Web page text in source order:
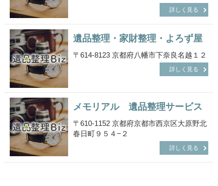
詳しく見る
遺品整理・家財整理・よろず屋
〒614-8123 京都府八幡市下奈良名越１２
詳しく見る
メモリアル 遺品整理サービス
〒610-1152 京都府京都市西京区大原野北
春日町９５４−２
詳しく見る